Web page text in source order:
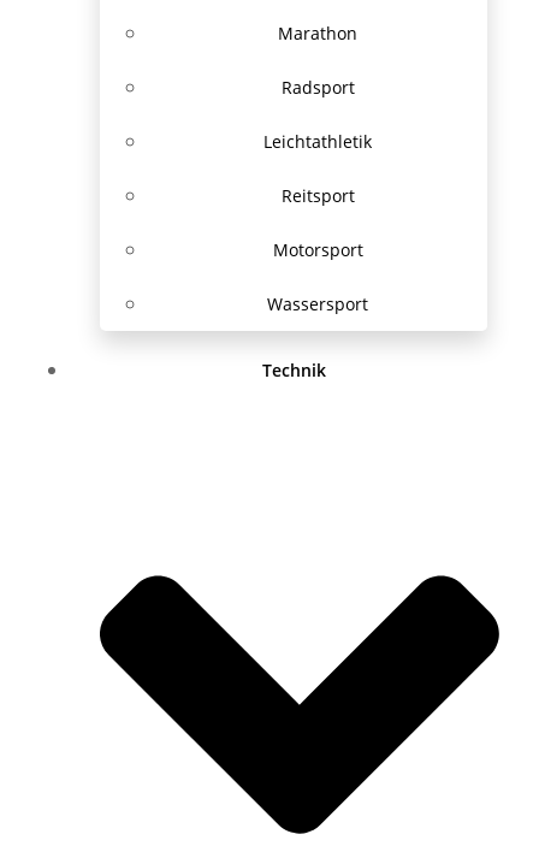
Marathon
Radsport
Leichtathletik
Reitsport
Motorsport
Wassersport
Technik